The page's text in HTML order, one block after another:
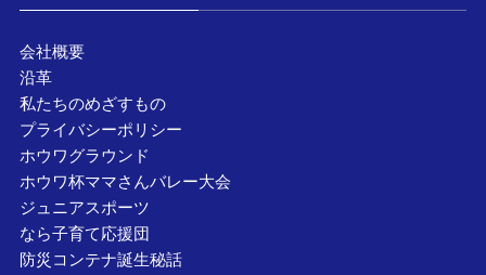
会社概要
沿革
私たちのめざすもの
プライバシーポリシー
ホウワグラウンド
ホウワ杯ママさんバレー大会
ジュニアスポーツ
なら子育て応援団
防災コンテナ誕生秘話